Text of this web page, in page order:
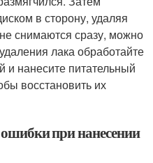
в сторону, удаляя
снимаются сразу, можно
лака обработайте
и нанесите питательный
восстановить их
при нанесении